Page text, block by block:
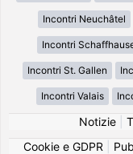
Incontri Neuchâtel
Incontri
Incontri St. Gallen
Incontri Valais
Notizie|
Cookie e GDPR